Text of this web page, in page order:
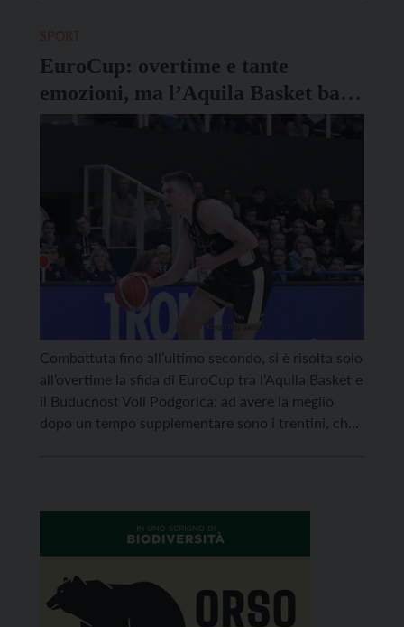
EuroCup: overtime e tante
emozioni, ma l’Aquila Basket batte
Podgorica
Combattuta fino all’ultimo secondo, si è risolta solo
all’overtime la sfida di EuroCup tra l’Aquila Basket e
il Buducnost Voli Podgorica: ad avere la meglio
dopo un tempo supplementare sono i trentini, che